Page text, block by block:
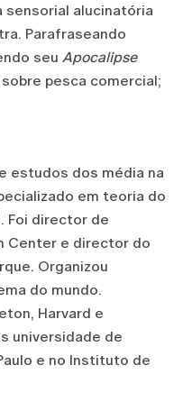
sensorial alucinatória
Parafraseando
seu Apocalipse
pesca comercial;
estudos dos média na
em teoria do
Foi director de
Center e director do
Organizou
do mundo.
Harvard e
universidade de
e no Instituto de